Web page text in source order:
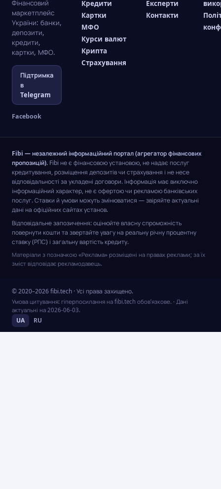
Фінансовий
маркетплейс
України: банки,
депозити,
кредити,
картки, МФО.
Підтримка
в
Telegram
Facebook
Кредити
Картки
МФО
Курси валют
Крипта
Страхування
Експерти
Контакти
Fibi — незалежний інформаційний портал (агрегатор фінансових
пропозицій). Fibi не є фінансовою установою, не надає послуг
кредитування, розміщення депозитів чи страхування і не несе
відповідальності за укладені договори. Інформація має виключно
інформаційний характер, не є офертою чи рекламою банківських
послуг. Ставки й умови можуть змінюватися — звіряйте актуальні
дані на офіційних сайтах установ.
Відповідальне запозичення: оцінюйте власну спроможність
повернути кошти та звертайте увагу на реальну річну процентну
ставку (РПС) і загальну вартість кредиту.
Матеріали з позначкою «Реклама» розміщені на правах реклами; за їх
зміст відповідає рекламодавець.
© 2020–2026 fibi.tech · Усі права захищено.
Умова цитування: гіперпосилання на fibi.tech обов’язкове. · Дані
актуальні на 2026-06-03.
UA RU